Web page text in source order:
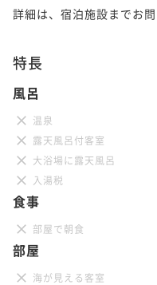
詳細は、宿泊施設までお問
特長
風呂
温泉
露天風呂付客室
大浴場に露天風呂
入湯税
食事
部屋で朝食
部屋
海が見える客室